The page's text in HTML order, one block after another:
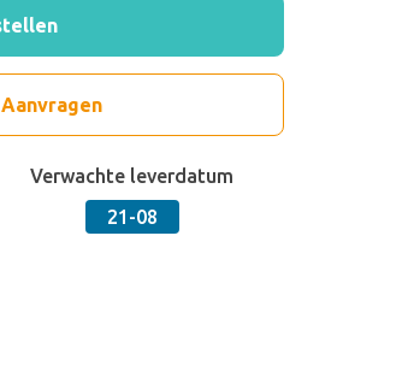
Verwachte leverdatum
21-08